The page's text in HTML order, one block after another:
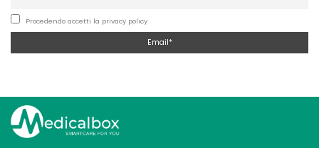
Procedendo accetti la privacy policy